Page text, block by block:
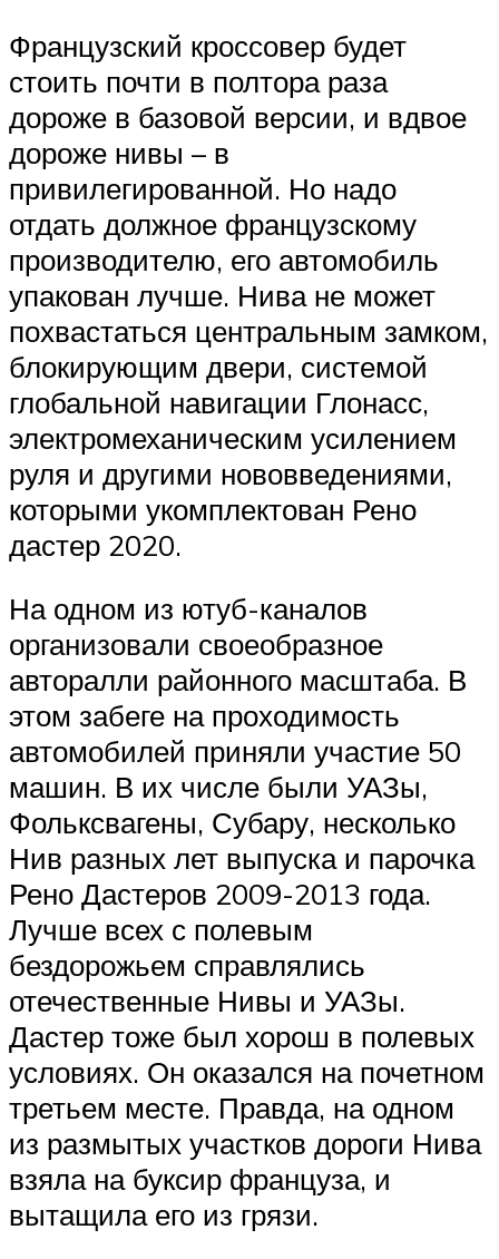
Французский кроссовер будет
стоить почти в полтора раза
дороже в базовой версии, и вдвое
дороже нивы – в
привилегированной. Но надо
отдать должное французскому
производителю, его автомобиль
упакован лучше. Нива не может
похвастаться центральным замком,
блокирующим двери, системой
глобальной навигации Глонасс,
электромеханическим усилением
руля и другими нововведениями,
которыми укомплектован Рено
дастер 2020.
На одном из ютуб-каналов
организовали своеобразное
авторалли районного масштаба. В
этом забеге на проходимость
автомобилей приняли участие 50
машин. В их числе были УАЗы,
Фольксвагены, Субару, несколько
Нив разных лет выпуска и парочка
Рено Дастеров 2009-2013 года.
Лучше всех с полевым
бездорожьем справлялись
отечественные Нивы и УАЗы.
Дастер тоже был хорош в полевых
условиях. Он оказался на почетном
третьем месте. Правда, на одном
из размытых участков дороги Нива
взяла на буксир француза, и
вытащила его из грязи.